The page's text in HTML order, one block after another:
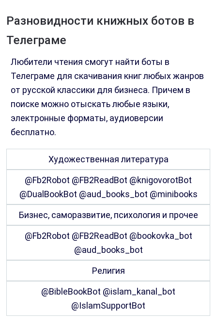
Разновидности книжных ботов в
Телеграме
Любители чтения смогут найти боты в
Телеграме для скачивания книг любых жанров
от русской классики для бизнеса. Причем в
поиске можно отыскать любые языки,
электронные форматы, аудиоверсии
бесплатно.
Художественная литература
@Fb2Robot @FB2ReadBot @knigovorotBot
@DualBookBot @aud_books_bot @minibooks
Бизнес, саморазвитие, психология и прочее
@Fb2Robot @FB2ReadBot @bookovka_bot
@aud_books_bot
Религия
@BibleBookBot @islam_kanal_bot
@IslamSupportBot